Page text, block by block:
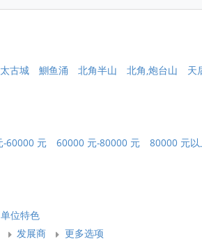
太古城 鰂鱼涌 北角半山 北角,炮台山
天
-60000 元 60000 元-80000 元 80000 元以
单位特色
发展商 更多选项